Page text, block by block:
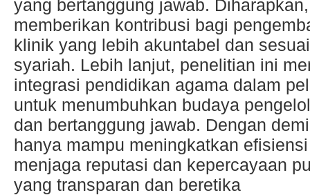
yang bertanggung jawab.
memberikan kontribusi bagi
klinik yang lebih akuntabel dan
syariah. Lebih lanjut, penelitian ini
integrasi pendidikan agama dalam
untuk menumbuhkan budaya
dan bertanggung jawab. Dengan
hanya mampu meningkatkan
menjaga reputasi dan kepercayaan
yang transparan dan beretika